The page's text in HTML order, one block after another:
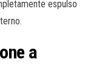
espulso
a